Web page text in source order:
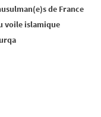
de France
voile islamique